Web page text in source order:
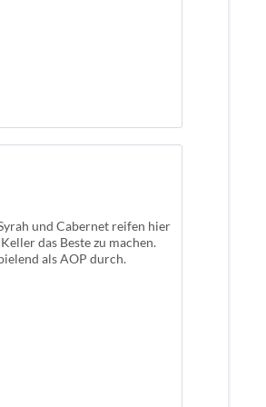
und Cabernet reifen hier
das Beste zu machen.
als AOP durch.